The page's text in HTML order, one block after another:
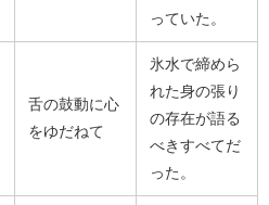
っていた。
舌の鼓動に心
をゆだねて
氷水で締めら
れた身の張り
の存在が語る
べきすべてだ
った。